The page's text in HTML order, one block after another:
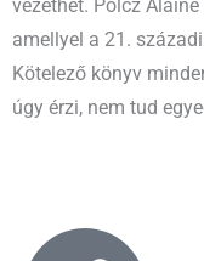
vezethet. Polcz
amellyel a 21.
Kötelező könyv
úgy érzi, nem tud